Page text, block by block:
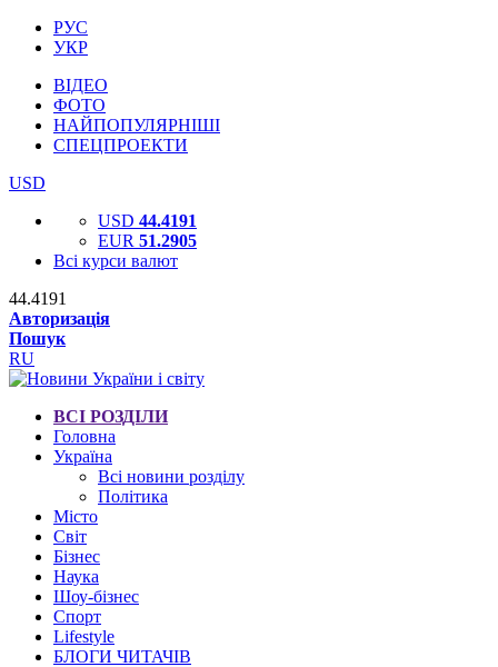
РУС
УКР
ВІДЕО
ФОТО
НАЙПОПУЛЯРНІШІ
СПЕЦПРОЕКТИ
USD
USD 44.4191
EUR 51.2905
Всі курси валют
44.4191
Авторизація
Пошук
RU
ВСІ РОЗДІЛИ
Головна
Україна
Всі новини розділу
Політика
Місто
Світ
Бізнес
Наука
Шоу-бізнес
Спорт
Lifestyle
БЛОГИ ЧИТАЧІВ